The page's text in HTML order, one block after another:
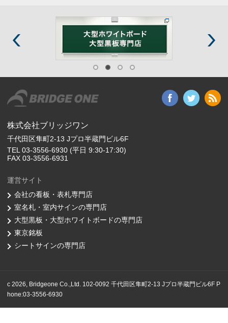
株式会社ブリッジワン
千代田区隼町2-13 Jプロ半蔵門ビル6F
TEL 03-3556-6930 (平日 9:30-17:30)
FAX 03-3556-6931
運営サイト
会社の看板・表札専門店
室名札・室内サインの専門店
大型黒板・大型ホワイトボードの専門店
東京銘板
シートサインの専門店
c 2026, Bridgeone Co.,Ltd. 102-0092 千代田区隼町2-13 Jプロ半蔵門ビル6F P
hone:03-3556-6930